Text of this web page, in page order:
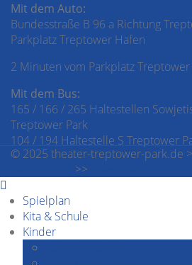
Mit dem Auto:
Bundesstraße B 96 a Richtung
Parkplatz Treptower Hafen
2 Minuten vom Parkplatz
Mit dem Bus:
165 / 166 / 265 Haltestellen
Treptower Park
104 / 194 Haltestelle S Treptower
© 2025 theater-treptower-park.de
>>
Spielplan
Kita & Schule
Kinder